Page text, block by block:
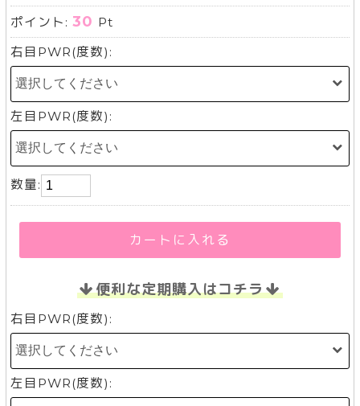
ポイント:30 Pt
右目PWR(度数):
左目PWR(度数):
数量:
カートに入れる
便利な定期購入はコチラ
右目PWR(度数):
左目PWR(度数):